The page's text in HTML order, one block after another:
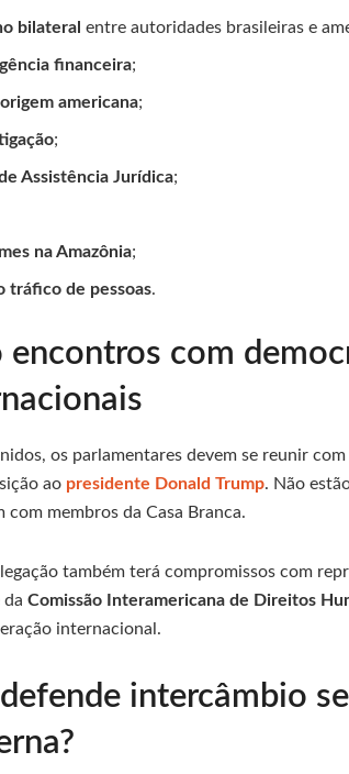
bilateral entre autoridades brasileiras e
financeira;
americana;
;
Assistência Jurídica;
na Amazônia;
tráfico de pessoas.
encontros com
os parlamentares devem se reunir
ao presidente Donald Trump. Não
membros da Casa Branca.
também terá compromissos com
da Comissão Interamericana de Direitos
internacional.
intercâmbio